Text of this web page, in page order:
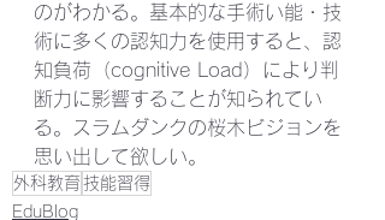
のがわかる。基本的な手術い能・技
術に多くの認知力を使用すると、認
知負荷（cognitive Load）により判
断力に影響することが知られてい
る。スラムダンクの桜木ビジョンを
思い出して欲しい。
外科教育 技能習得
EduBlog